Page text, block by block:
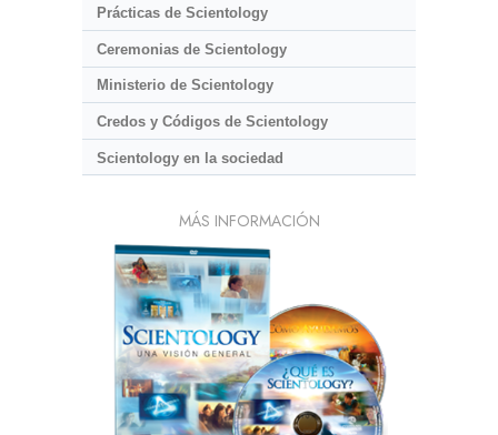
Prácticas de Scientology
Ceremonias de Scientology
Ministerio de Scientology
Credos y Códigos de Scientology
Scientology en la sociedad
MÁS INFORMACIÓN